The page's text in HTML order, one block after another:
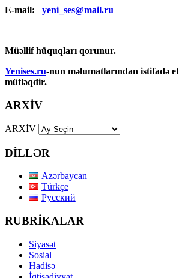
E-mail: yeni_ses@mail.ru
Müəllif hüquqları qorunur.
Yenises.ru-nun məlumatlarından istifadə
mütləqdir.
ARXİV
ARXİV
DİLLƏR
Azərbaycan
Türkçe
Русский
RUBRİKALAR
Siyasət
Sosial
Hadisə